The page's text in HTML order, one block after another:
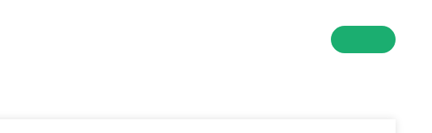
Got it!